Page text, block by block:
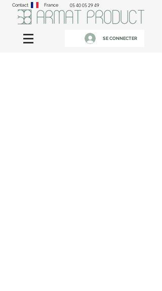
Contact France 05 40 05 29 49
SE CONNECTER